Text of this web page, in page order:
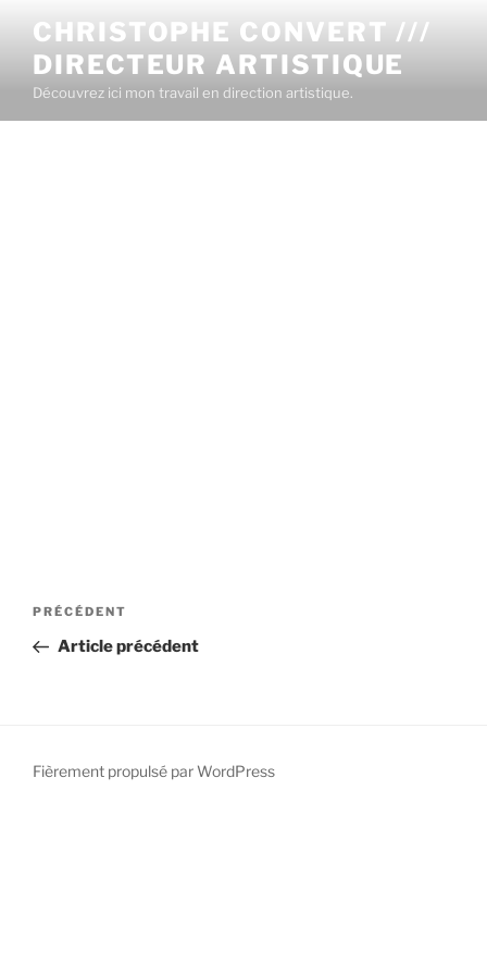
CHRISTOPHE CONVERT ///
DIRECTEUR ARTISTIQUE
Découvrez ici mon travail en direction artistique.
PRÉCÉDENT
Article précédent
Fièrement propulsé par WordPress